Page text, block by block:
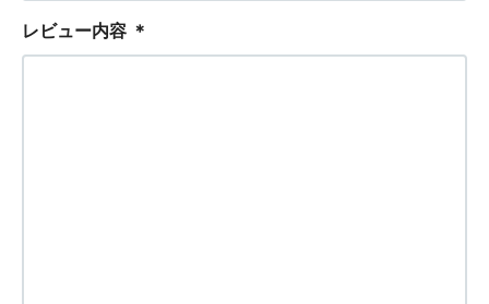
レビュー内容 ＊